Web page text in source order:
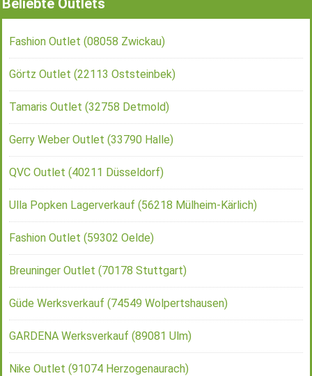
Beliebte Outlets
Fashion Outlet (08058 Zwickau)
Görtz Outlet (22113 Oststeinbek)
Tamaris Outlet (32758 Detmold)
Gerry Weber Outlet (33790 Halle)
QVC Outlet (40211 Düsseldorf)
Ulla Popken Lagerverkauf (56218 Mülheim-Kärlich)
Fashion Outlet (59302 Oelde)
Breuninger Outlet (70178 Stuttgart)
Güde Werksverkauf (74549 Wolpertshausen)
GARDENA Werksverkauf (89081 Ulm)
Nike Outlet (91074 Herzogenaurach)